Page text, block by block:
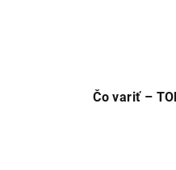
Čo variť –